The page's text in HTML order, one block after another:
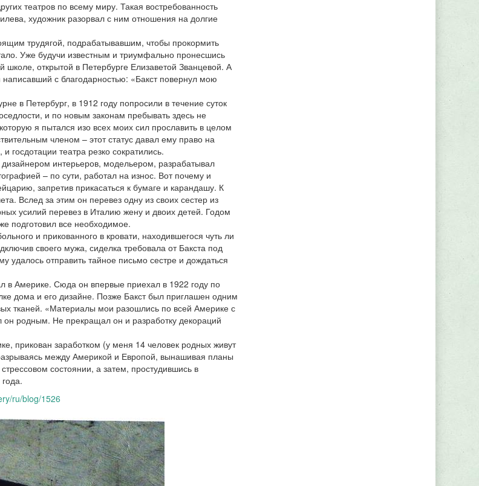
театров по всему миру. Такая востребованность
художник разорвал с ним отношения на долгие
трудягой, подрабатывавшим, чтобы прокормить
Уже будучи известным и триумфально пронесшись
открытой в Петербурге Елизаветой Званцевой. А
с благодарностью: «Бакст повернул мою
в Петербург, в 1912 году попросили в течение суток
и по новым законам пребывать здесь не
я пытался изо всех моих сил прославить в целом
членом – этот статус давал ему право на
театра резко сократились.
интерьеров, модельером, разрабатывал
– по сути, работал на износ. Вот почему и
запретив прикасаться к бумаге и карандашу. К
Вслед за этим он перевез одну из своих сестер из
усилий перевез в Италию жену и двоих детей. Годом
подготовил все необходимое.
и прикованного в кровати, находившегося чуть ли
своего мужа, сиделка требовала от Бакста под
удалось отправить тайное письмо сестре и дождаться
в Америке. Сюда он впервые приехал в 1922 году по
дома и его дизайне. Позже Бакст был приглашен одним
тканей. «Материалы мои разошлись по всей Америке с
родным. Не прекращал он и разработку декораций
прикован заработком (у меня 14 человек родных живут
между Америкой и Европой, вынашивая планы
состоянии, а затем, простудившись в
ru/blog/1526